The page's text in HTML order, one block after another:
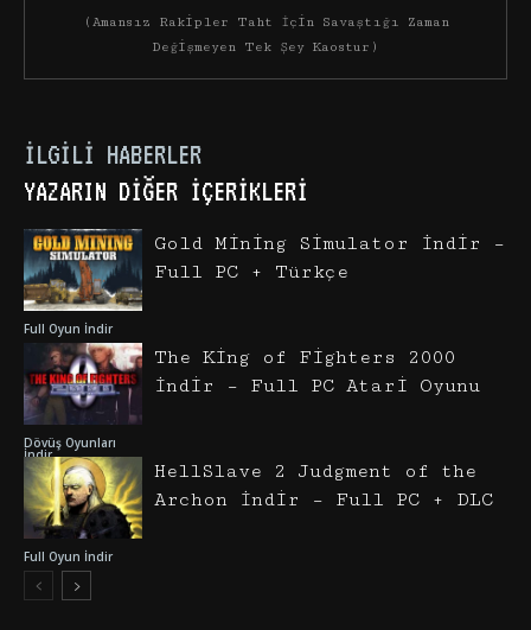
(Amansız Rakipler Taht İçin Savaştığı Zaman
Değişmeyen Tek Şey Kaostur)
İLGILI HABERLER
YAZARIN DIĞER İÇERIKLERI
Full Oyun İndir
Gold Mining Simulator İndir –
Full PC + Türkçe
Dövüş Oyunları
İndir
The King of Fighters 2000
İndir – Full PC Atari Oyunu
Full Oyun İndir
HellSlave 2 Judgment of the
Archon İndir – Full PC + DLC